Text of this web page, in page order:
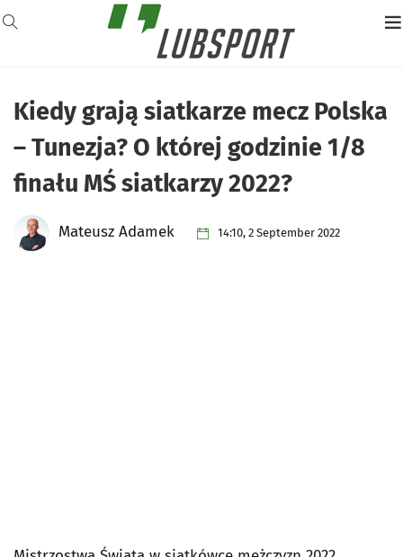
Kiedy grają siatkarze mecz Polska
– Tunezja? O której godzinie 1/8
finału MŚ siatkarzy 2022?
Mateusz Adamek 14:10, 2 September 2022